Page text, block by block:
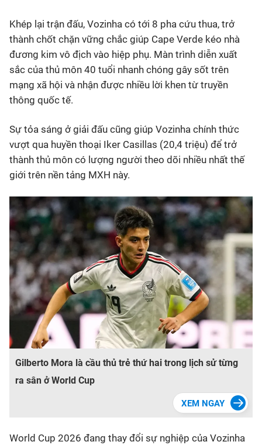
Khép lại trận đấu, Vozinha có tới 8 pha cứu thua, trở
thành chốt chặn vững chắc giúp Cape Verde kéo nhà
đương kim vô địch vào hiệp phụ. Màn trình diễn xuất
sắc của thủ môn 40 tuổi nhanh chóng gây sốt trên
mạng xã hội và nhận được nhiều lời khen từ truyền
thông quốc tế.
Sự tỏa sáng ở giải đấu cũng giúp Vozinha chính thức
vượt qua huyền thoại Iker Casillas (20,4 triệu) để trở
thành thủ môn có lượng người theo dõi nhiều nhất thế
giới trên nền tảng MXH này.
Gilberto Mora là cầu thủ trẻ thứ hai trong lịch sử từng
ra sân ở World Cup
World Cup 2026 đang thay đổi sự nghiệp của Vozinha